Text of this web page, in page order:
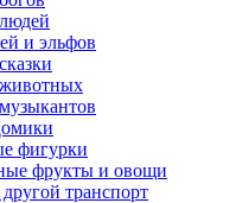
и эльфов
фигурки
фрукты и овощи
транспорт